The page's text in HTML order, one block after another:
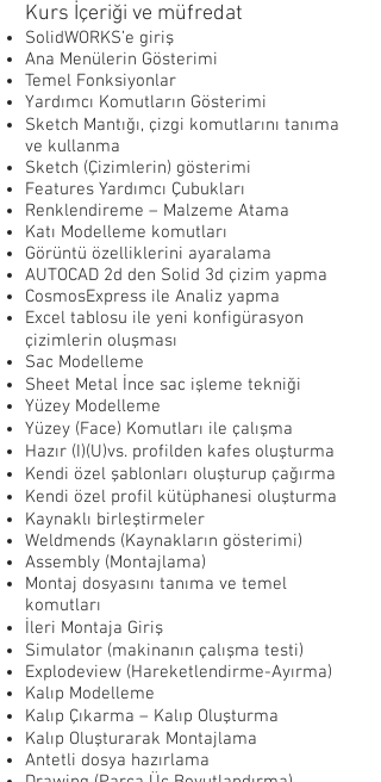
Kurs İçeriği ve müfredat
SolidWORKS’e giriş
Ana Menülerin Gösterimi
Temel Fonksiyonlar
Yardımcı Komutların Gösterimi
Sketch Mantığı, çizgi komutlarını tanıma
ve kullanma
Sketch (Çizimlerin) gösterimi
Features Yardımcı Çubukları
Renklendireme – Malzeme Atama
Katı Modelleme komutları
Görüntü özelliklerini ayaralama
AUTOCAD 2d den Solid 3d çizim yapma
CosmosExpress ile Analiz yapma
Excel tablosu ile yeni konfigürasyon
çizimlerin oluşması
Sac Modelleme
Sheet Metal İnce sac işleme tekniği
Yüzey Modelleme
Yüzey (Face) Komutları ile çalışma
Hazır (I)(U)vs. profilden kafes oluşturma
Kendi özel şablonları oluşturup çağırma
Kendi özel profil kütüphanesi oluşturma
Kaynaklı birleştirmeler
Weldmends (Kaynakların gösterimi)
Assembly (Montajlama)
Montaj dosyasını tanıma ve temel
komutları
İleri Montaja Giriş
Simulator (makinanın çalışma testi)
Explodeview (Hareketlendirme-Ayırma)
Kalıp Modelleme
Kalıp Çıkarma – Kalıp Oluşturma
Kalıp Oluşturarak Montajlama
Antetli dosya hazırlama